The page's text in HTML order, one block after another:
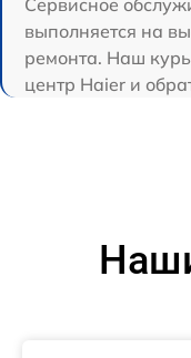
Сервисное
выполняется на
ремонта. Наш
центр Haier и